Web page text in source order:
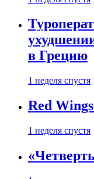
в Грецию
1 неделя спустя
Red
1 неделя спустя